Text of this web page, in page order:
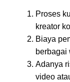
Proses
kreator
Biaya
berbagai
Adanya
video